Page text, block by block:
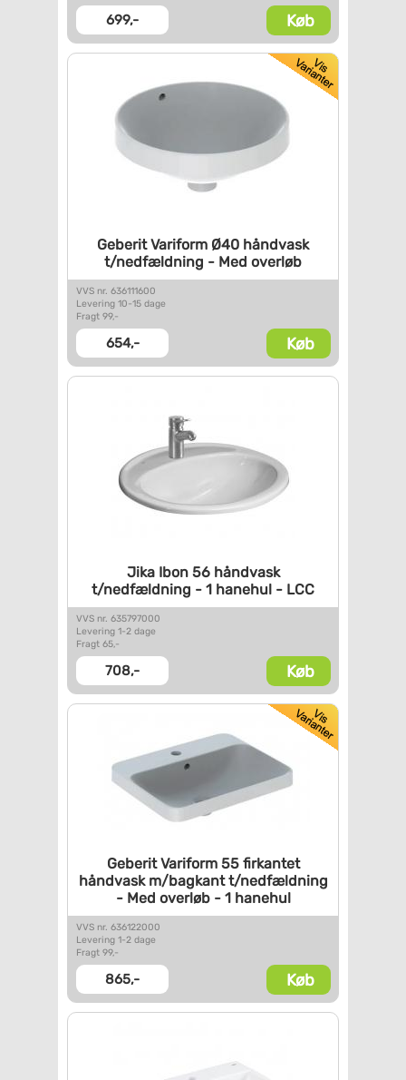
699,- Køb
Geberit Variform Ø40 håndvask
t/nedfældning - Med overløb
VVS nr. 636111600
Levering 10-15 dage
Fragt 99,-
654,- Køb
Jika Ibon 56 håndvask
t/nedfældning - 1 hanehul - LCC
VVS nr. 635797000
Levering 1-2 dage
Fragt 65,-
708,- Køb
Geberit Variform 55 firkantet
håndvask m/bagkantt/nedfældning
- Med overløb -1 hanehul
VVS nr. 636122000
Levering 1-2 dage
Fragt 99,-
865,- Køb